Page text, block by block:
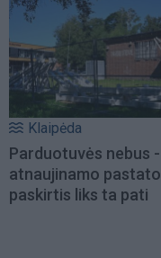
Klaipėda
Parduotuvės nebus -
atnaujinamo pastato
paskirtis liks ta pati